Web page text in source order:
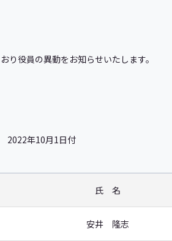
り役員の異動をお知らせいたします。
年10月1日付
氏 名
安井 隆志